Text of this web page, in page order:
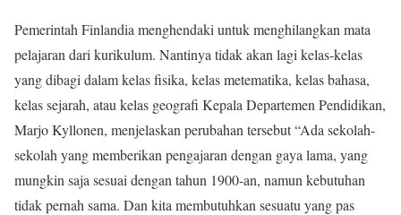
Pemerintah Finlandia menghendaki untuk menghilangkan mata
pelajaran dari kurikulum. Nantinya tidak akan lagi kelas-kelas
yang dibagi dalam kelas fisika, kelas metematika, kelas bahasa,
kelas sejarah, atau kelas geografi Kepala Departemen Pendidikan,
Marjo Kyllonen, menjelaskan perubahan tersebut “Ada sekolah-
sekolah yang memberikan pengajaran dengan gaya lama, yang
mungkin saja sesuai dengan tahun 1900-an, namun kebutuhan
tidak pernah sama. Dan kita membutuhkan sesuatu yang pas